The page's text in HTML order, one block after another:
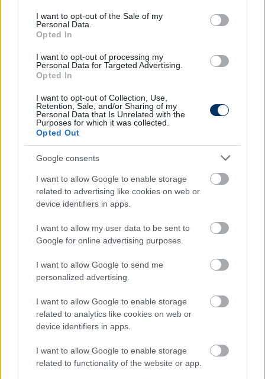
consent section.
I want to opt-out of the Sale of my
Personal Data.
Opted In
I want to opt-out of processing my
Personal Data for Targeted Advertising.
Opted In
I want to opt-out of Collection, Use,
Retention, Sale, and/or Sharing of my
Personal Data that Is Unrelated with the
Purposes for which it was collected.
Opted Out
Google consents
I want to allow Google to enable storage
related to advertising like cookies on web or
device identifiers in apps.
I want to allow my user data to be sent to
Google for online advertising purposes.
I want to allow Google to send me
personalized advertising.
I want to allow Google to enable storage
related to analytics like cookies on web or
device identifiers in apps.
I want to allow Google to enable storage
related to functionality of the website or app.
játékosaimat a sérüléstől. Ez ma jó munka volt. A
második félidőben egyetlen szögletet, lövést sem
mérkőzést. Talán az első félidőben voltak
problémáink az olyan helyzetekben, amikor nem
kontrolláltuk a mérkőzést. Egy ilyen erőltetett
menetben két célunk lehet: győzni és a
csapatszellemet fenntartani– mondta el a szerb
tréner a fradi.hu cikke szerint.
válaszolva Sigér Dávidról és Varga Barnabásról is
beszélt.
Sigér Dávid egy igazi vezér a pályán, gyakorlatilag a
meghosszabbított jobbkezem. Teljes mértékben
rendet tart, nagyon jó összhangot tart a
csapatrészek között– szeretem az ilyen
karaktereket a pályán.
Ami pedig Varga Barnabást illeti, egy remek
srác, igazi profi csatár, de játszott két
pályára lépett a Konferencia Ligában és a
bajnokságban is. Nem vagyok bolond, nem